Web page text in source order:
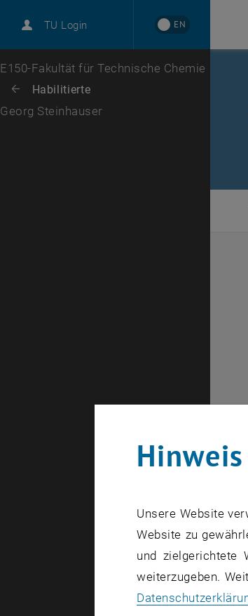
TU Login EN
Zur 1. Menü Ebene
E150-Fakultät für Technische Chemie
Zurück: Subseiten von Habilitierte auflisten
Zurück zur letzten Ebene:
Habilitierte
Georg Steinhauser
Unsere Website
Website zu
und zielgerichtete
weiterzugeben.